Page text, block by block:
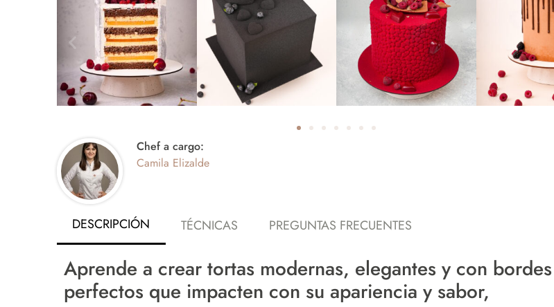
Chef a cargo:
Camila Elizalde
DESCRIPCIÓN TÉCNICAS PREGUNTAS FRECUENTES
Aprende a crear tortas modernas, elegantes y con bordes
perfectos que impacten con su apariencia y sabor,